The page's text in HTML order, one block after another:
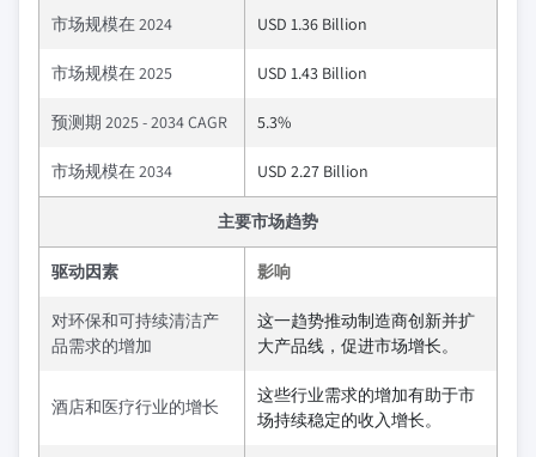
市场规模在 2024 USD 1.36 Billion
市场规模在 2025 USD 1.43 Billion
预测期 2025 - 2034 CAGR 5.3%
市场规模在 2034 USD 2.27 Billion
主要市场趋势
驱动因素 影响
对环保和可持续清洁产
品需求的增加
这一趋势推动制造商创新并扩
大产品线，促进市场增长。
酒店和医疗行业的增长
这些行业需求的增加有助于市
场持续稳定的收入增长。